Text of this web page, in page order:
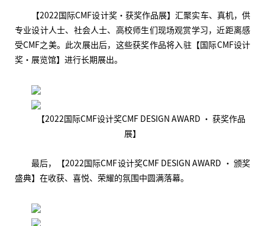
【2022国际CMF设计奖·获奖作品展】汇聚实车、真机，供
专业设计人士、社会人士、高校师生们现场观赏学习，近距离感
受CMF之美。此次展出后，这些获奖作品将入驻【国际CMF设计
奖·展览馆】进行长期展出。
【2022国际CMF设计奖CMF DESIGN AWARD · 获奖作品
展】
最后，【2022国际CMF设计奖CMF DESIGN AWARD · 颁奖
盛典】在收获、喜悦、荣耀的氛围中圆满落幕。